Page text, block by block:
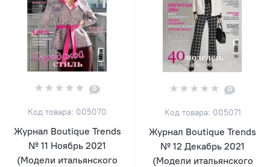
0
Код товара: 005070
Журнал Boutique Trends
№ 11 Ноябрь 2021
(Модели итальянского
0
Код товара: 005071
Журнал Boutique Trends
№ 12 Декабрь 2021
(Модели итальянского